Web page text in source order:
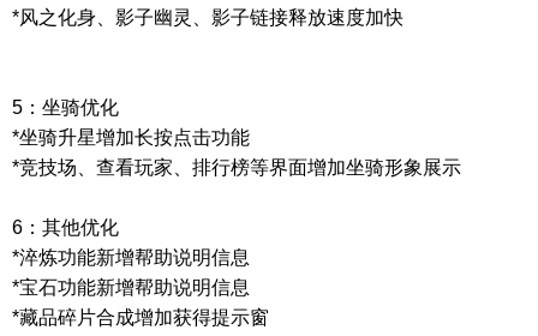
*风之化身、影子幽灵、影子链接释放速度加快
5：坐骑优化
*坐骑升星增加长按点击功能
*竞技场、查看玩家、排行榜等界面增加坐骑形象展示
6：其他优化
*淬炼功能新增帮助说明信息
*宝石功能新增帮助说明信息
*藏品碎片合成增加获得提示窗